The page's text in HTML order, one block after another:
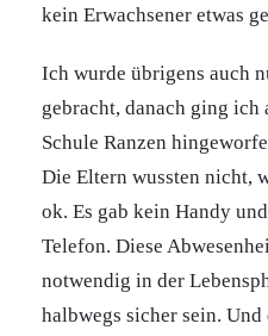
kein Erwachsener etwas
Ich wurde übrigens auch
gebracht, danach ging
Schule Ranzen
Die Eltern wussten nicht,
ok. Es gab kein Handy
Telefon. Diese
notwendig in der
halbwegs sicher sein. Und